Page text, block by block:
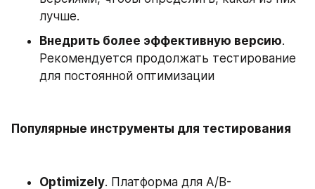
лучше.
Внедрить более эффективную версию.
Рекомендуется продолжать тестирование
для постоянной оптимизации
Популярные инструменты для тестирования
Optimizely. Платформа для A/B-